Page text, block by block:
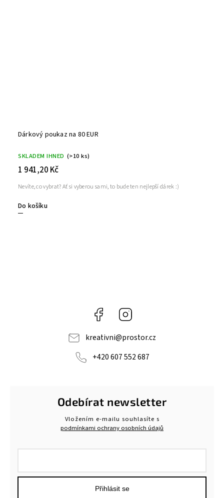
Dárkový poukaz na 80 EUR
SKLADEM IHNED (>10 ks)
1 941,20 Kč
Do košíku
Nevíte, co vybrat? Ať si vyberou sami, to bude ten nejlepší dárek :)
Facebook
kreativni@prostor.cz
+420 607 552 687
Odebírat newsletter
Vložením e-mailu souhlasíte s
podmínkami ochrany osobních údajů
Přihlásit se